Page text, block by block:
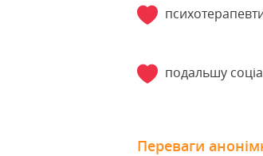
подальшу
Переваги